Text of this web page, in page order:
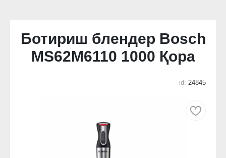
Ботириш блендер Bosch
MS62M6110 1000 Қора
id: 24845